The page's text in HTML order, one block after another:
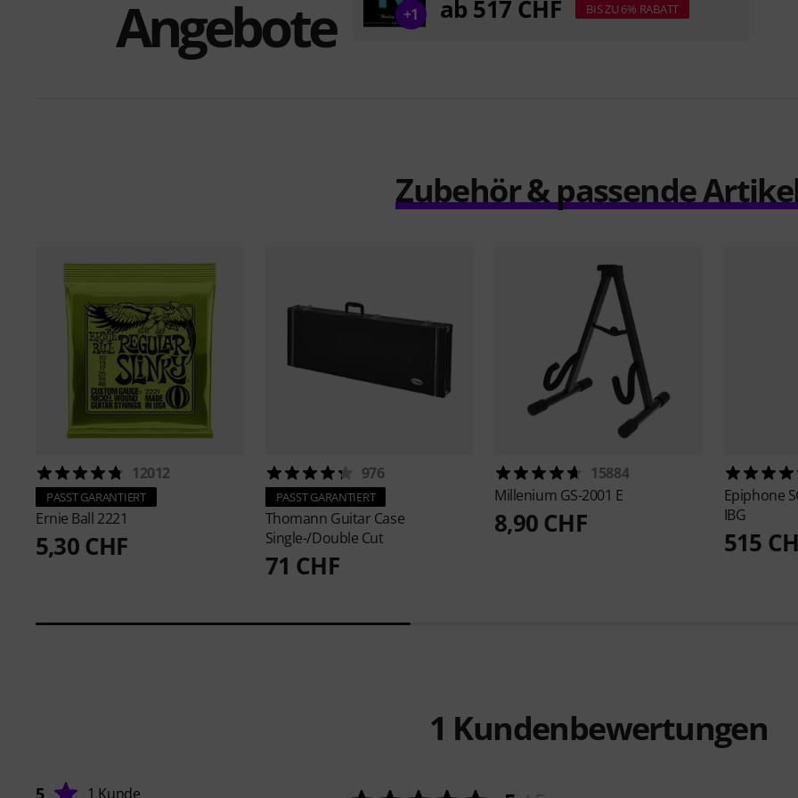
Angebote +1 ab 517 CHF BIS ZU 6% RABATT
Zubehör & passende
12012
PASST GARANTIERT
Ernie Ball 2221
5,30 CHF
976
PASST GARANTIERT
Thomann Guitar Case
Single-/Double Cut
71 CHF
15884
Millenium GS-2001 E
8,90 CHF
Epiphone
IBG
515
1 Kundenbewertungen
5 1 Kunde